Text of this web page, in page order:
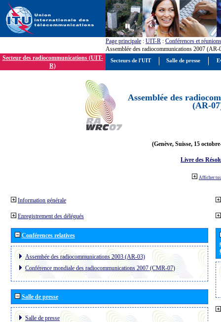
Page principale : UIT-R : Conférences et réunions
Assemblée des radiocommunications 2007 (AR-
Secteur des radiocommunications (UIT-
R)
Assemblée des
(AR-
(Genève, Suisse, 15
Livre des
Afficher
Information générale
Enregistrement des délégués
Conférences relatives
Assembée des radiocommunications 2003 (AR-03)
Conférence mondiale des radiocommunications 2007 (CMR-07)
Salle de presse
Salle de presse
Secteurs de l'UIT Salle de presse